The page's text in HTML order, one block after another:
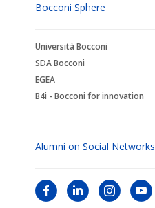
Bocconi Sphere
Università Bocconi
SDA Bocconi
EGEA
B4i - Bocconi for innovation
Alumni on Social Networks